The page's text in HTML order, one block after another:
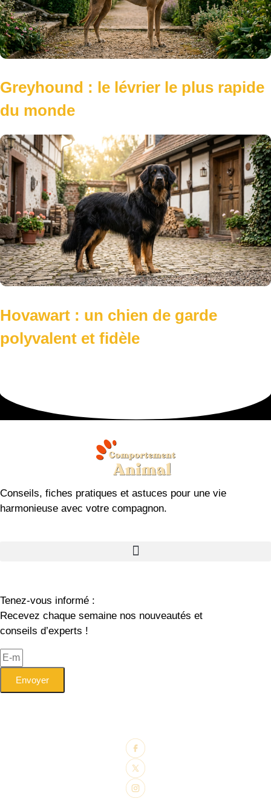
Greyhound : le lévrier le plus rapide
du monde
Hovawart : un chien de garde
polyvalent et fidèle
Conseils, fiches pratiques et astuces pour une vie
harmonieuse avec votre compagnon.
Tenez-vous informé :
Recevez chaque semaine nos nouveautés et
conseils d’experts !
Envoyer